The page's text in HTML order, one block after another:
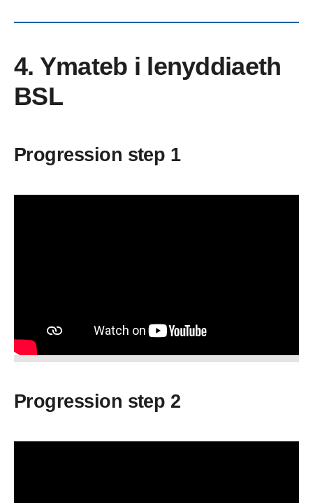
4. Ymateb i lenyddiaeth
BSL
Progression step 1
Progression step 2